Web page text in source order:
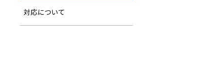
対応について